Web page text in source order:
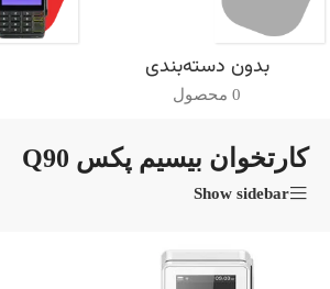
بدون دسته‌بندی
0 محصول
کارتخوان بیسیم پکس Q90
Show sidebar